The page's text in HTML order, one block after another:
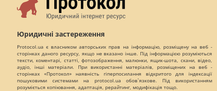
Юридичні застереження
Protocol.ua є власником авторських прав на інформацію, розміщену на веб -
сторінках даного ресурсу, якщо не вказано інше. Під інформацією розуміються
тексти, коментарі, статті, фотозображення, малюнки, ящик-шота, скани, відео,
аудіо, інші матеріали. При використанні матеріалів, розміщених на веб -
сторінках «Протокол» наявність гіперпосилання відкритого для індексації
пошуковими системами на protocol.ua обов`язкове. Під використанням
розуміється копіювання, адаптація, рерайтинг, модифікація тощо.